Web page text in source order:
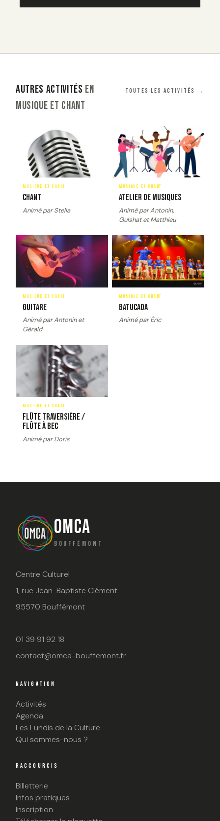
AUTRES ACTIVITÉS EN
MUSIQUE ET CHANT
Toutes les activités →
image_couverture
Image
MUSIQUE ET CHANT
Chant
Animé par Stella
image_couverture
Image
MUSIQUE ET CHANT
Atelier de musiques
Animé par Antonin,
Gulshat et Matthieu
image_couverture
Image
MUSIQUE ET CHANT
Guitare
Animé par Antonin et
Gérald
image_couverture
Image
MUSIQUE ET CHANT
Batucada
Animé par Éric
image_couverture
Image
MUSIQUE ET CHANT
Flûte traversière /
Flûte à bec
Animé par Doris
OMCA
BOUFFÉMONT
Centre Culturel
1, rue Jean-Baptiste Clément
95570 Bouffémont
01 39 91 92 18
contact@omca-bouffemont.fr
NAVIGATION
Activités
Agenda
Les Lundis de la Culture
Qui sommes-nous ?
RACCOURCIS
Billetterie
Infos pratiques
Inscription